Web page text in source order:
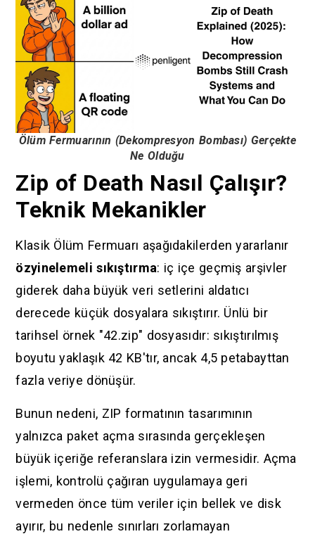
Ölüm Fermuarının (Dekompresyon Bombası) Gerçekte
Ne Olduğu
Zip of Death Nasıl Çalışır?
Teknik Mekanikler
Klasik Ölüm Fermuarı aşağıdakilerden yararlanır
özyinelemeli sıkıştırma: iç içe geçmiş arşivler
giderek daha büyük veri setlerini aldatıcı
derecede küçük dosyalara sıkıştırır. Ünlü bir
tarihsel örnek "42.zip" dosyasıdır: sıkıştırılmış
boyutu yaklaşık 42 KB'tır, ancak 4,5 petabayttan
fazla veriye dönüşür.
Bunun nedeni, ZIP formatının tasarımının
yalnızca paket açma sırasında gerçekleşen
büyük içeriğe referanslara izin vermesidir. Açma
işlemi, kontrolü çağıran uygulamaya geri
vermeden önce tüm veriler için bellek ve disk
ayırır, bu nedenle sınırları zorlamayan